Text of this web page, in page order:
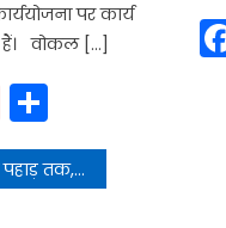
पर कार्य
हैं। वोकल […]
Gmail
अनोखा नज़ारा देखने को मिला